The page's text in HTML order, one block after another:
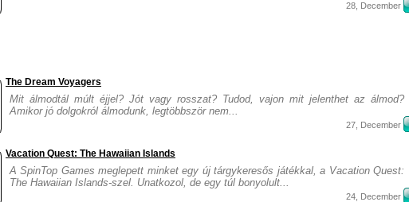
28, December
The Dream Voyagers
Mit álmodtál múlt éjjel? Jót vagy rosszat? Tudod, vajon mit jelenthet az álmod?
Amikor jó dolgokról álmodunk, legtöbbször nem...
27, December
Vacation Quest: The Hawaiian Islands
A SpinTop Games meglepett minket egy új tárgykeresős játékkal, a Vacation Quest:
The Hawaiian Islands-szel. Unatkozol, de egy túl bonyolult...
24, December